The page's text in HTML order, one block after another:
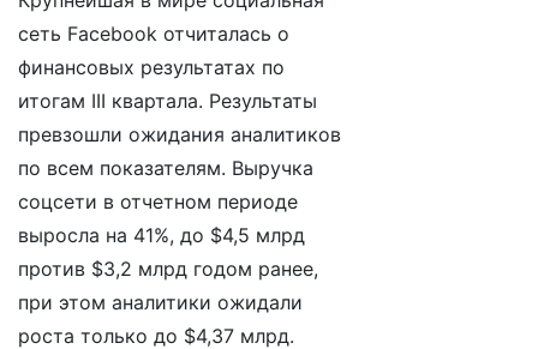
сеть Facebook отчиталась о
финансовых результатах по
итогам III квартала. Результаты
превзошли ожидания аналитиков
по всем показателям. Выручка
соцсети в отчетном периоде
выросла на 41%, до $4,5 млрд
против $3,2 млрд годом ранее,
при этом аналитики ожидали
роста только до $4,37 млрд.